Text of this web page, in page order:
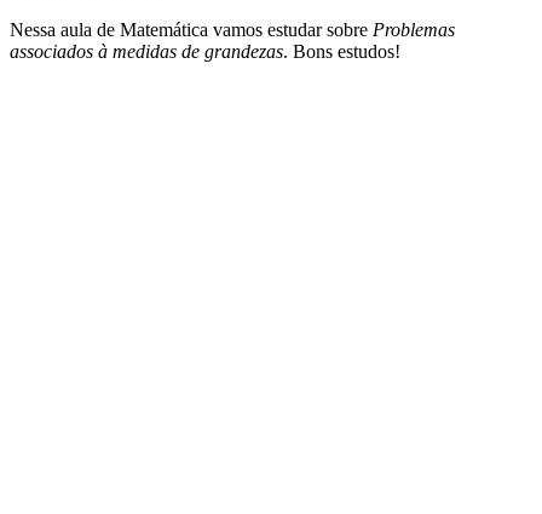
Nessa aula de Matemática vamos estudar sobre Problemas
associados à medidas de grandezas. Bons estudos!